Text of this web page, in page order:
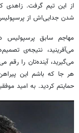
از این تیم گرفت. زاهدی
شدن جدایی‌اش از
مهاجم سابق پرسپولیس
می‌آفرینید، نتیجه‌ی
می‌گیرید، آینده‌تان را
هر جا که باشم این
حمایتم کردید. به امید